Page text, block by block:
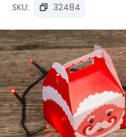
SKU: 32484
Ignorer la galerie d'images